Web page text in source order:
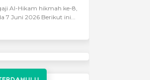
Al-Hikam hikmah ke-8,
7 Juni 2026 Berikut ini...